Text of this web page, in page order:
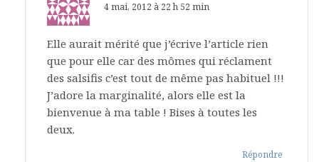
4 mai, 2012 à 22 h 52 min
Elle aurait mérité que j’écrive l’article rien
que pour elle car des mômes qui réclament
des salsifis c’est tout de même pas habituel !!!
J’adore la marginalité, alors elle est la
bienvenue à ma table ! Bises à toutes les
deux.
Répondre